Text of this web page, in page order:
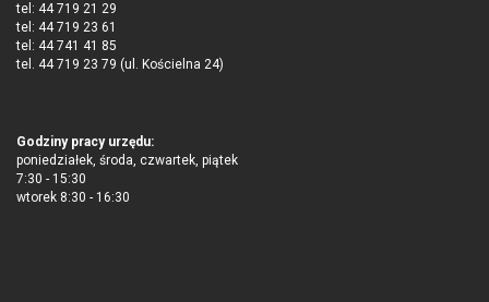
tel: 44 719 21 29
tel: 44 719 23 61
tel: 44 741 41 85
tel. 44 719 23 79 (ul. Kościelna 24)
Godziny pracy urzędu:
poniedziałek, środa, czwartek, piątek
7:30 - 15:30
wtorek 8:30 - 16:30